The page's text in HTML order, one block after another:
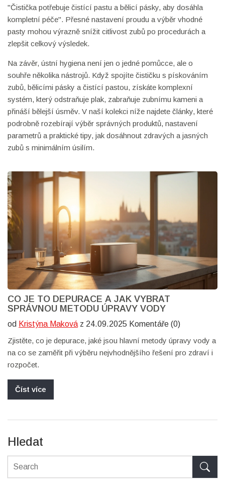
"Čistička potřebuje čistící pastu a bělicí pásky, aby dosáhla
kompletní péče". Přesné nastavení proudu a výběr vhodné
pasty mohou výrazně snížit citlivost zubů po procedurách a
zlepšit celkový výsledek.
Na závěr, ústní hygiena není jen o jedné pomůcce, ale o
souhře několika nástrojů. Když spojíte čističku s pískováním
zubů, bělicími pásky a čistící pastou, získáte komplexní
systém, který odstraňuje plak, zabraňuje zubnímu kameni a
přináší bělejší úsměv. V naší kolekci níže najdete články, které
podrobně rozebírají výběr správných produktů, nastavení
parametrů a praktické tipy, jak dosáhnout zdravých a jasných
zubů s minimálním úsilím.
CO JE TO DEPURACE A JAK VYBRAT
SPRÁVNOU METODU ÚPRAVY VODY
od Kristýna Maková z 24.09.2025 Komentáře (0)
Zjistěte, co je depurace, jaké jsou hlavní metody úpravy vody a
na co se zaměřit při výběru nejvhodnějšího řešení pro zdraví i
rozpočet.
Číst více
Hledat